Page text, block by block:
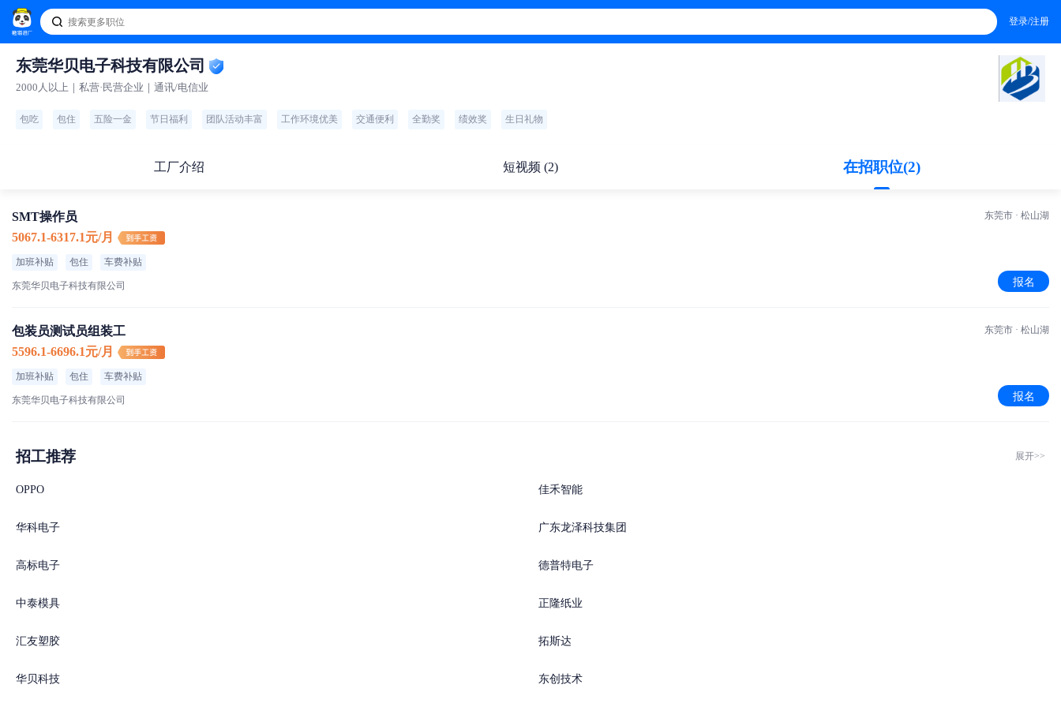
登录/注册
东莞华贝电子科技有限公司
2000人以上｜私营·民营企业｜通讯/电信业
包吃 包住 五险一金 节日福利 团队活动丰富 工作环境优美 交通便利 全勤奖 绩效奖 生日礼物
工厂介绍 短视频 (2) 在招职位(2)
SMT操作员
5067.1-6317.1元/月
加班补贴 包住 车费补贴
东莞华贝电子科技有限公司
东莞市 · 松山湖
报名
包装员测试员组装工
5596.1-6696.1元/月
加班补贴 包住 车费补贴
东莞华贝电子科技有限公司
东莞市 · 松山湖
报名
招工推荐 展开>>
OPPO 佳禾智能
华科电子 广东龙泽科技集团
高标电子 德普特电子
中泰模具 正隆纸业
汇友塑胶 拓斯达
华贝科技 东创技术